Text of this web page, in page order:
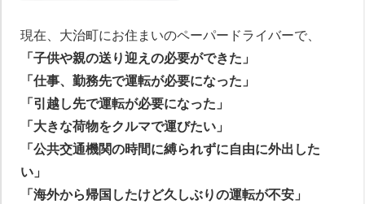
現在、大治町にお住まいのペーパードライバーで、
「子供や親の送り迎えの必要ができた」
「仕事、勤務先で運転が必要になった」
「引越し先で運転が必要になった」
「大きな荷物をクルマで運びたい」
「公共交通機関の時間に縛られずに自由に外出した
い」
「海外から帰国したけど久しぶりの運転が不安」